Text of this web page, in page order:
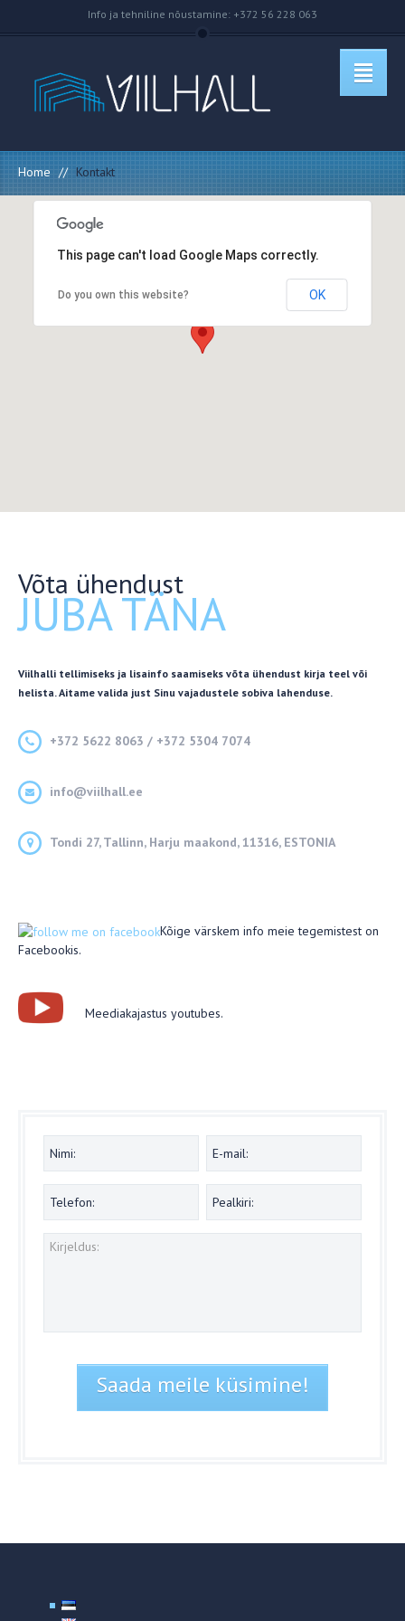
Info ja tehniline nõustamine: +372 56 228 063
Home // Kontakt
This page can't load Google Maps correctly.
Do you own this website? OK
Võta ühendust
JUBA TÄNA
Viilhalli tellimiseks ja lisainfo saamiseks võta ühendust kirja teel või
helista. Aitame valida just Sinu vajadustele sobiva lahenduse.
+372 5622 8063 / +372 5304 7074
info@viilhall.ee
Tondi 27, Tallinn, Harju maakond, 11316, ESTONIA
Kõige värskem info meie tegemistest on
Facebookis.
Meediakajastus youtubes.